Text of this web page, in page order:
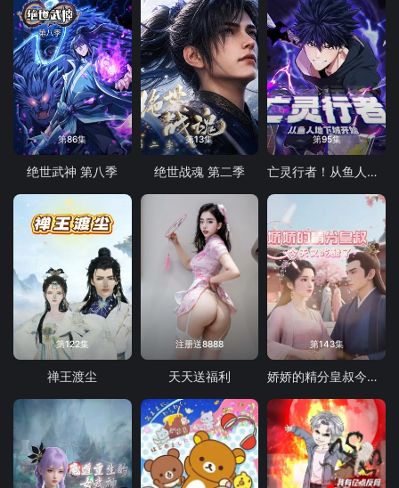
第86集
绝世武神 第八季
第13集
绝世战魂 第二季
第95集
亡灵行者！从鱼人地下城开始 动态漫画
第122集
禅王渡尘
注册送8888
天天送福利
第143集
娇娇的精分皇叔今天又吃醋了